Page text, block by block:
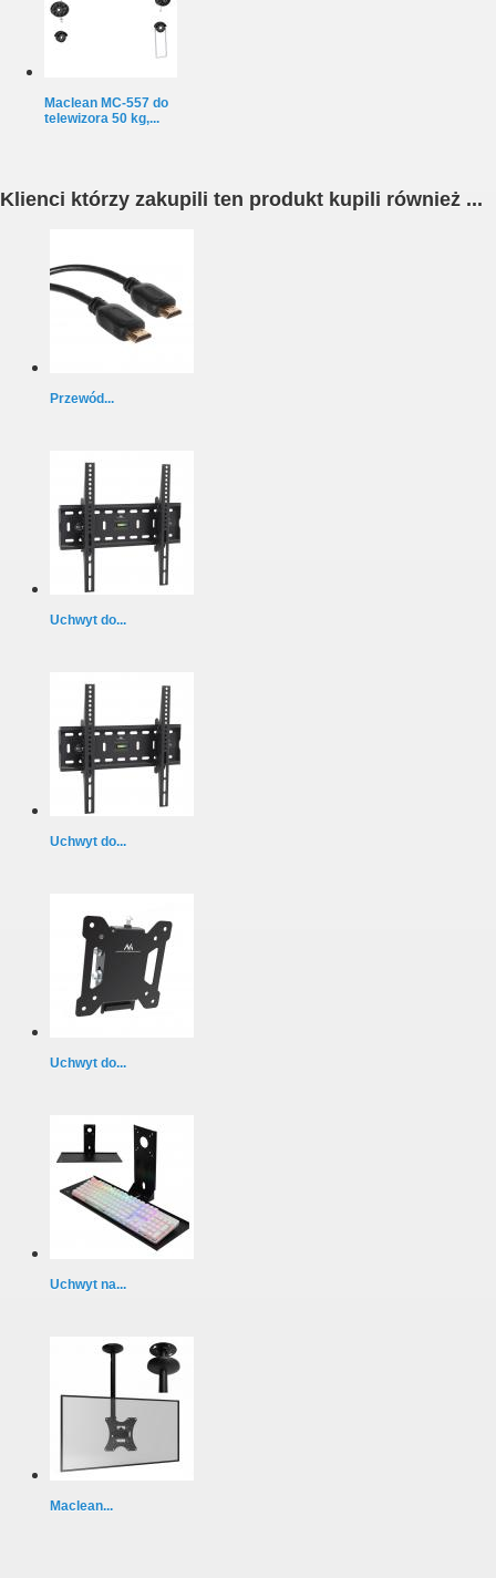
Maclean MC-557 do
telewizora 50 kg,...
Klienci którzy zakupili ten produkt kupili również ...
Przewód...
Uchwyt do...
Uchwyt do...
Uchwyt do...
Uchwyt na...
Maclean...